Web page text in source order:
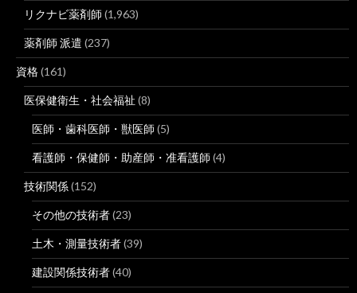
リクナビ薬剤師 (1,963)
薬剤師 派遣 (237)
資格(161)
医保健衛生・社会福祉 (8)
医師・歯科医師・獣医師 (5)
看護師・保健師・助産師・准看護師 (4)
技術関係(152)
その他の技術者(23)
土木・測量技術者(39)
建設関係技術者(40)